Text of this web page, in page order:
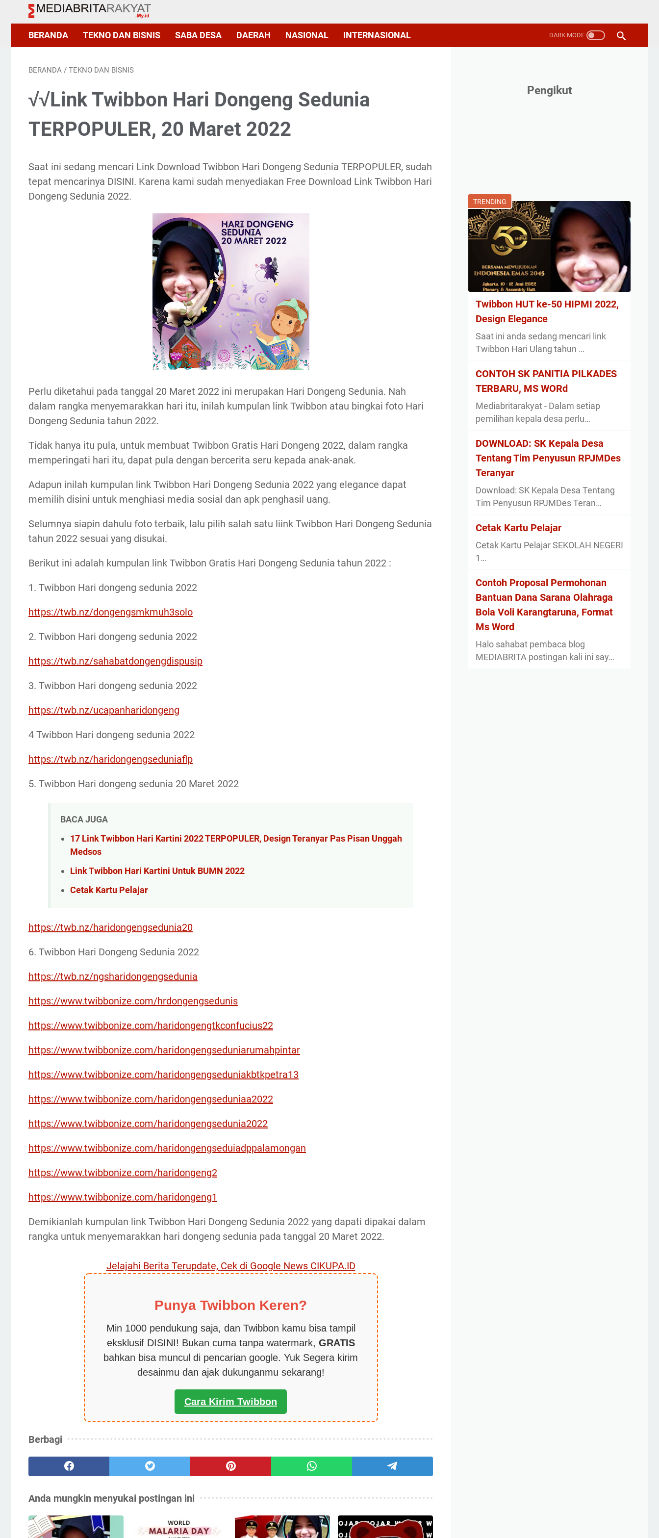
BERANDA TEKNO DAN BISNIS SABA DESA DAERAH NASIONAL INTERNASIONAL
BERANDA / TEKNO DAN BISNIS
√√Link Twibbon Hari Dongeng Sedunia
TERPOPULER, 20 Maret 2022
Saat ini sedang mencari Link Download Twibbon Hari Dongeng Sedunia TERPOPULER, sudah
tepat mencarinya DISINI. Karena kami sudah menyediakan Free Download Link Twibbon Hari
Dongeng Sedunia 2022.
Perlu diketahui pada tanggal 20 Maret 2022 ini merupakan Hari Dongeng Sedunia. Nah
dalam rangka menyemarakkan hari itu, inilah kumpulan link Twibbon atau bingkai foto Hari
Dongeng Sedunia tahun 2022.
Tidak hanya itu pula, untuk membuat Twibbon Gratis Hari Dongeng 2022, dalam rangka
memperingati hari itu, dapat pula dengan bercerita seru kepada anak-anak.
Adapun inilah kumpulan link Twibbon Hari Dongeng Sedunia 2022 yang elegance dapat
memilih disini untuk menghiasi media sosial dan apk penghasil uang.
Selumnya siapin dahulu foto terbaik, lalu pilih salah satu liink Twibbon Hari Dongeng Sedunia
tahun 2022 sesuai yang disukai.
Berikut ini adalah kumpulan link Twibbon Gratis Hari Dongeng Sedunia tahun 2022 :
1. Twibbon Hari dongeng sedunia 2022
https://twb.nz/dongengsmkmuh3solo
2. Twibbon Hari dongeng sedunia 2022
https://twb.nz/sahabatdongengdispusip
3. Twibbon Hari dongeng sedunia 2022
https://twb.nz/ucapanharidongeng
4 Twibbon Hari dongeng sedunia 2022
https://twb.nz/haridongengseduniaflp
5. Twibbon Hari dongeng sedunia 20 Maret 2022
BACA JUGA
17 Link Twibbon Hari Kartini 2022 TERPOPULER, Design Teranyar Pas Pisan Unggah
Medsos
Link Twibbon Hari Kartini Untuk BUMN 2022
Cetak Kartu Pelajar
https://twb.nz/haridongengsedunia20
6. Twibbon Hari Dongeng Sedunia 2022
https://twb.nz/ngsharidongengsedunia
https://www.twibbonize.com/hrdongengsedunis
https://www.twibbonize.com/haridongengtkconfucius22
https://www.twibbonize.com/haridongengseduniarumahpintar
https://www.twibbonize.com/haridongengseduniakbtkpetra13
https://www.twibbonize.com/haridongengseduniaa2022
https://www.twibbonize.com/haridongengsedunia2022
https://www.twibbonize.com/haridongengseduiadppalamongan
https://www.twibbonize.com/haridongeng2
https://www.twibbonize.com/haridongeng1
Demikianlah kumpulan link Twibbon Hari Dongeng Sedunia 2022 yang dapati dipakai dalam
rangka untuk menyemarakkan hari dongeng sedunia pada tanggal 20 Maret 2022.
Jelajahi Berita Terupdate, Cek di Google News CIKUPA.ID
Punya Twibbon Keren?
Min 1000 pendukung saja, dan Twibbon kamu bisa tampil
eksklusif DISINI! Bukan cuma tanpa watermark, GRATIS
bahkan bisa muncul di pencarian google. Yuk Segera kirim
desainmu dan ajak dukunganmu sekarang!
Cara Kirim Twibbon
Berbagi
Anda mungkin menyukai postingan ini
Pengikut
TRENDING
Twibbon HUT ke-50 HIPMI 2022,
Design Elegance
Saat ini anda sedang mencari link
Twibbon Hari Ulang tahun …
CONTOH SK PANITIA PILKADES
TERBARU, MS WORd
Mediabritarakyat - Dalam setiap
pemilihan kepala desa perlu…
DOWNLOAD: SK Kepala Desa
Tentang Tim Penyusun RPJMDes
Teranyar
Download: SK Kepala Desa Tentang
Tim Penyusun RPJMDes Teran…
Cetak Kartu Pelajar
Cetak Kartu Pelajar SEKOLAH NEGERI
1…
Contoh Proposal Permohonan
Bantuan Dana Sarana Olahraga
Bola Voli Karangtaruna, Format
Ms Word
Halo sahabat pembaca blog
MEDIABRITA postingan kali ini say…